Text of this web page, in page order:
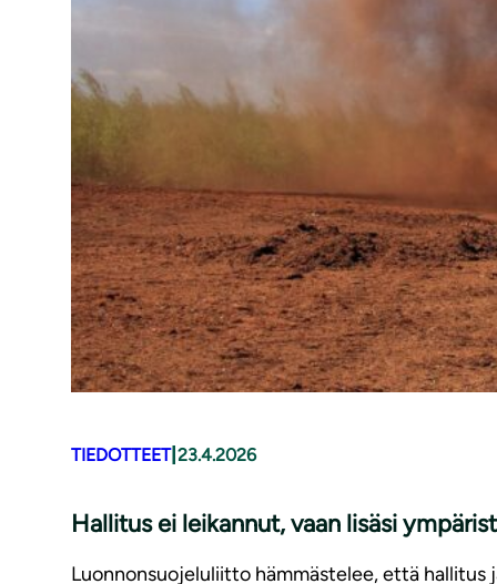
TIEDOTTEET| 23.4.2026
Hallitus ei leikannut, vaan lisäsi
Luonnonsuojeluliitto hämmästelee, että